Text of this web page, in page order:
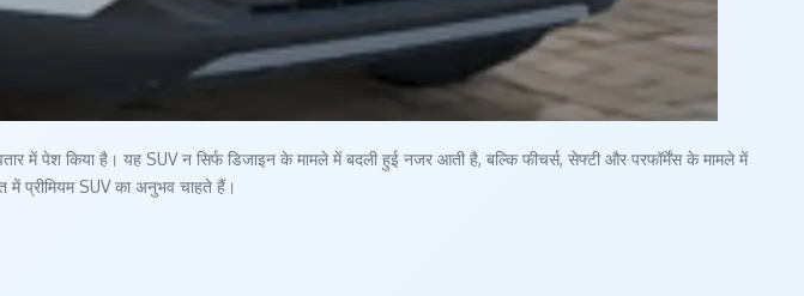
में पेश किया है। यह SUV न सिर्फ डिजाइन के मामले में बदली हुई नजर आती है, बल्कि फीचर्स, सेफ्टी और परफॉर्मेंस के मामले में
में प्रीमियम SUV का अनुभव चाहते हैं।